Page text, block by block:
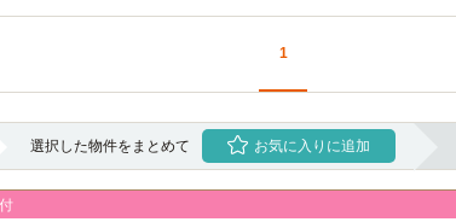
1
選択した物件をまとめて お気に入りに追加